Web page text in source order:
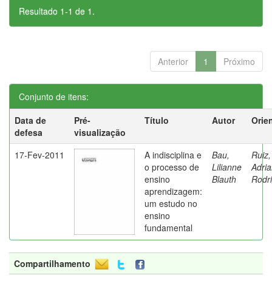
Resultado 1-1 de 1.
Anterior 1 Próximo
Conjunto de itens:
Data de
defesa
Pré-
visualização
Título Autor
17-Fev-2011
A indisciplina e
o processo de
ensino
aprendizagem:
um estudo no
ensino
fundamental
Bau,
Lilianne
Blauth
Ruiz,
Compartilhamento